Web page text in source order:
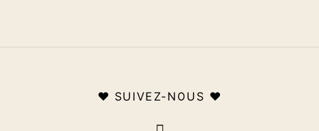
♥ SUIVEZ-NOUS ♥